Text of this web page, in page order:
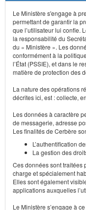
Le Ministère s'engage à
permettant de garantir la
que l’utilisateur lui confie.
la responsabilité du
du « Ministère ». Les
conformément à la
l’État (PSSIE), et dans le
matière de protection des
La nature des opérations
décrites ici, est : collecte,
Les données à caractère
de messagerie, adresse
Les finalités de Cerbère
L’authentification
La gestion des
Ces données sont traitées
charge et spécialement
Elles sont également
applications auxquelles
Le Ministère s’engage à